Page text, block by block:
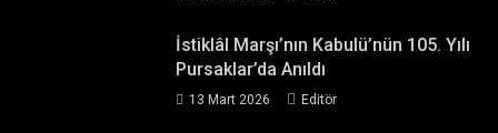
İstiklâl Marşı’nın Kabulü’nün 105. Yılı
Pursaklar’da Anıldı
13 Mart 2026 Editör